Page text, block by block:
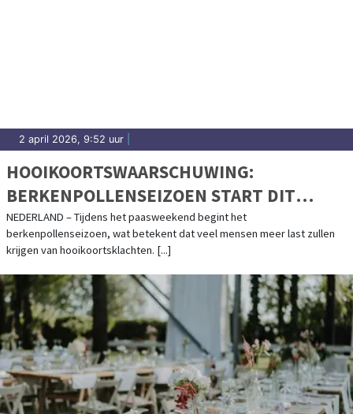
2 april 2026, 9:52 uur
HOOIKOORTSWAARSCHUWING:
BERKENPOLLENSEIZOEN START DIT
PAASWEEKEND
NEDERLAND – Tijdens het paasweekend begint het
berkenpollenseizoen, wat betekent dat veel mensen meer last zullen
krijgen van hooikoortsklachten. [...]